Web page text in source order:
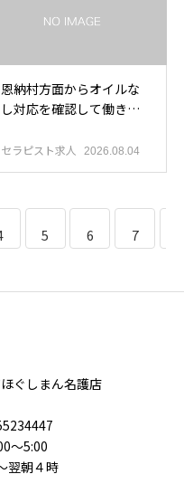
恩納村方面からオイルな
し対応を確認して働きた
セラピスト求人 2026.08.04
5 6 7
ぐしまん名護店
～5:00
翌朝４時